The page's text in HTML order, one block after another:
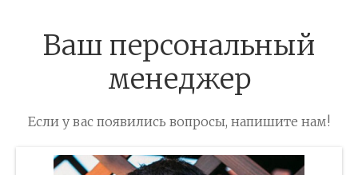
Ваш персональный
менеджер
Если у вас появились вопросы, напишите нам!